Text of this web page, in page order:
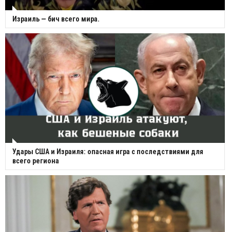
Израиль — бич всего мира.
Удары США и Израиля: опасная игра с последствиями для
всего региона